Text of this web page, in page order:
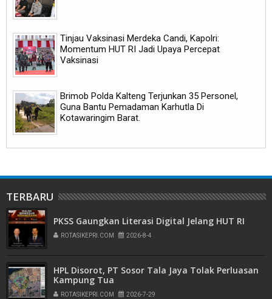
Tinjau Vaksinasi Merdeka Candi, Kapolri:
Momentum HUT RI Jadi Upaya Percepat
Vaksinasi
Brimob Polda Kalteng Terjunkan 35 Personel,
Guna Bantu Pemadaman Karhutla Di
Kotawaringim Barat.
TERBARU
PKSS Gaungkan Literasi Digital Jelang HUT RI
ROTASIKEPRI.COM 2026-8-4
HPL Disorot, PT Sosor Tala Jaya Tolak Perluasan
Kampung Tua
ROTASIKEPRI.COM 2026-7-29